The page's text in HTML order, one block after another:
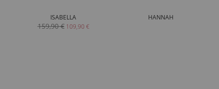
ISABELLA
159,90 € 109,90 €
HANNAH